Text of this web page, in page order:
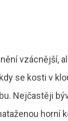
vzácnější,
se kosti v
Nejčastěji
horní